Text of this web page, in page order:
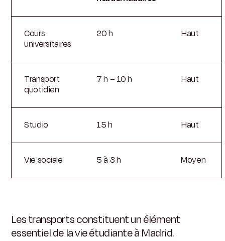
Cours
universitaires
20 h Haut
Transport
quotidien
7 h – 10 h Haut
Studio 15 h Haut
Vie sociale 5 à 8 h Moyen
Les transports constituent un élément
essentiel de la vie étudiante à Madrid.